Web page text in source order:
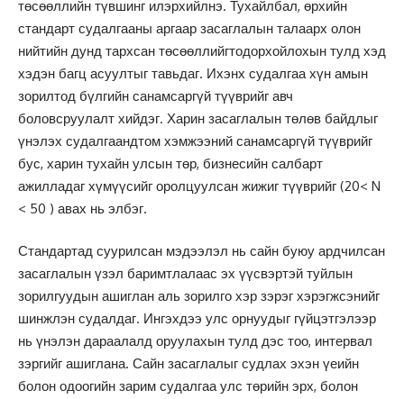
төсөөллийн түвшинг илэрхийлнэ. Тухайлбал, өрхийн
стандарт судалгааны аргаар засаглалын талаарх олон
нийтийн дунд тархсан төсөөллийгтодорхойлохын тулд хэд
хэдэн багц асуултыг тавьдаг. Ихэнх судалгаа хүн амын
зорилтод бүлгийн санамсаргүй түүврийг авч
боловсруулалт хийдэг. Харин засаглалын төлөв байдлыг
үнэлэх судалгаандтом хэмжээний санамсаргүй түүврийг
бус, харин тухайн улсын төр, бизнесийн салбарт
ажилладаг хүмүүсийг оролцуулсан жижиг түүврийг (20< N
< 50 ) авах нь элбэг.
Стандартад суурилсан мэдээлэл нь сайн буюу ардчилсан
засаглалын үзэл баримтлалаас эх үүсвэртэй туйлын
зорилгуудын ашиглан аль зорилго хэр зэрэг хэрэгжсэнийг
шинжлэн судалдаг. Ингэхдээ улс орнуудыг гүйцэтгэлээр
нь үнэлэн дараалалд оруулахын тулд дэс тоо, интервал
зэргийг ашиглана. Сайн засаглалыг судлах эхэн үеийн
болон одоогийн зарим судалгаа улс төрийн эрх, болон